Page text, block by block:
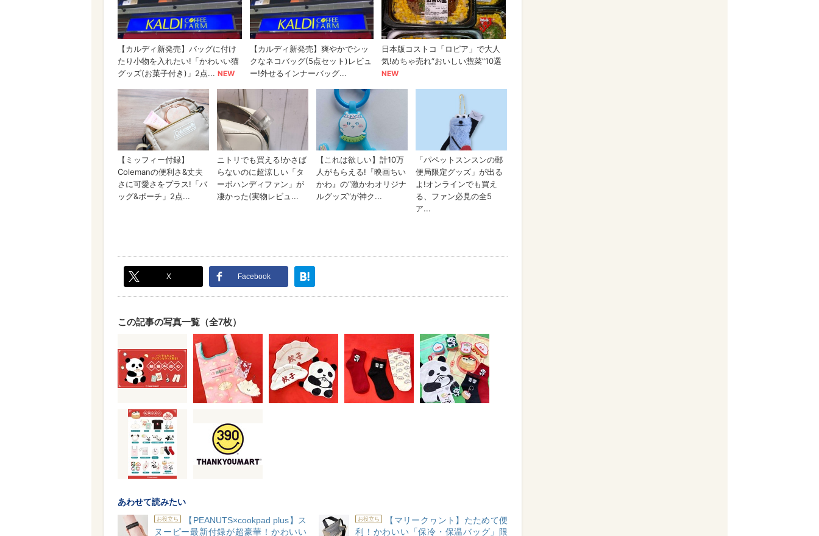
X Facebook
この記事の写真一覧（全7枚）
あわせて読みたい
お役立ち
【PEANUTS×cookpad plus】ス
ヌーピー最新付録が超豪華！かわいい
お役立ち
【マリークヮント】たためて便
利！かわいい「保冷・保温バッグ」限